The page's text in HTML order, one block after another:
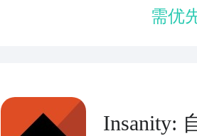
需优
Insanity: